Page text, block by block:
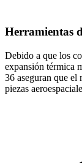
Herramientas
Debido a que los
expansión térmica
36 aseguran que el
piezas